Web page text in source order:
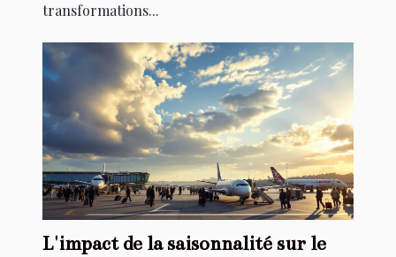
transformations...
L'impact de la saisonnalité sur le